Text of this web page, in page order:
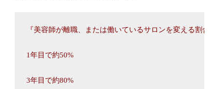
『美容師が離職、または働いているサロンを変える割合』
1年目で約50%
3年目で約80%